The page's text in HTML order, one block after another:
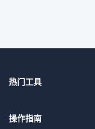
热门工具
操作指南